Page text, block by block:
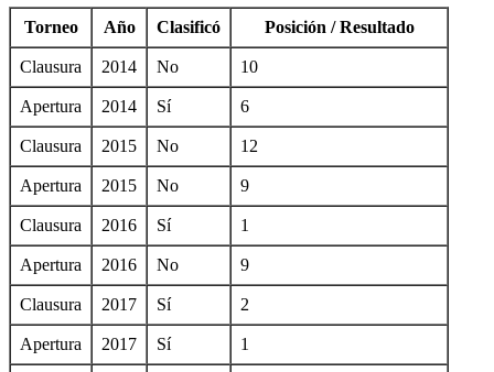
Torneo Año Clasificó Posición / Resultado
Clausura 2014 No 10
Apertura 2014 Sí 6
Clausura 2015 No 12
Apertura 2015 No 9
Clausura 2016 Sí 1
Apertura 2016 No 9
Clausura 2017 Sí 2
Apertura 2017 Sí 1